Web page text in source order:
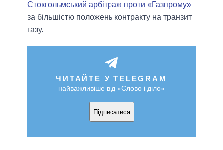
Стокгольмський арбітраж проти «Газпрому»
за більшістю положень контракту на транзит
газу.
ЧИТАЙТЕ У TELEGRAM
найважливіше від «Слово і діло»
Підписатися